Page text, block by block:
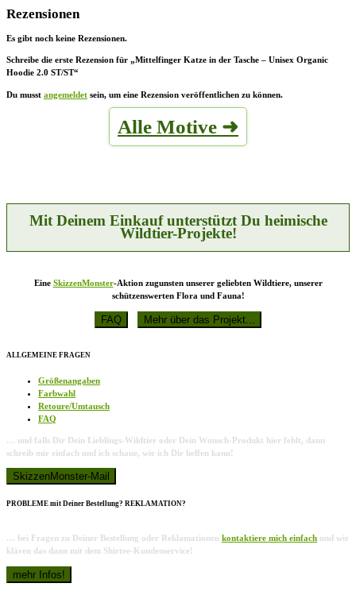
Rezensionen
Es gibt noch keine Rezensionen.
Schreibe die erste Rezension für „Mittelfinger Katze in der Tasche – Unisex Organic
Hoodie 2.0 ST/ST“
Du musst angemeldet sein, um eine Rezension veröffentlichen zu können.
Alle Motive ➜
Mit Deinem Einkauf unterstützt Du heimische
Wildtier-Projekte!
Eine SkizzenMonster-Aktion zugunsten unserer geliebten Wildtiere, unserer
schützenswerten Flora und Fauna!
ALLGEMEINE FRAGEN
Größenangaben
Farbwahl
Retoure/Umtausch
FAQ
… und falls Dir Dein Lieblings-Wildtier oder Dein Wunsch-Produkt hier fehlt, dann
schreib mir einfach und ich schaue, wie ich Dir helfen kann!
PROBLEME mit Deiner Bestellung? REKLAMATION?
… bei Fragen zu Deiner Bestellung oder Reklamationen kontaktiere mich einfach und wir
klären das dann mit dem Shirtee-Kundenservice!